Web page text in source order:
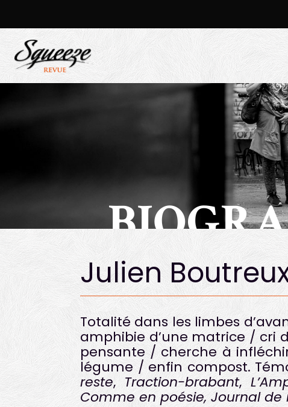
Julien
Totalité dans les limbes
amphibie d’une matrice / cri
pensante / cherche à
légume / enfin compost.
reste, Traction-brabant,
Comme en poésie, Journal de